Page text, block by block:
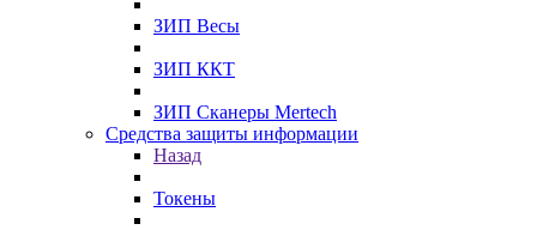
ЗИП Весы
ЗИП ККТ
ЗИП Сканеры Mertech
Средства защиты информации
Назад
Токены